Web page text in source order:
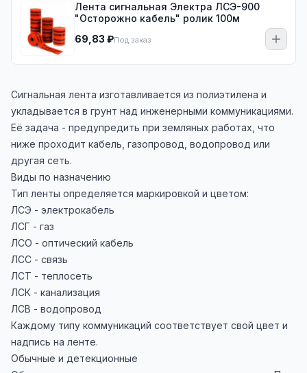
Лента сигнальная Электра ЛСЭ-900
"Осторожно кабель" ролик 100м
69,83 ₽Под заказ
Сигнальная лента изготавливается из полиэтилена и
укладывается в грунт над инженерными коммуникациями.
Её задача - предупредить при земляных работах, что
ниже проходит кабель, газопровод, водопровод или
другая сеть.
Виды по назначению
Тип ленты определяется маркировкой и цветом:
ЛСЭ - электрокабель
ЛСГ - газ
ЛСО - оптический кабель
ЛСС - связь
ЛСТ - теплосеть
ЛСК - канализация
ЛСВ - водопровод
Каждому типу коммуникаций соответствует свой цвет и
надпись на ленте.
Обычные и детекционные